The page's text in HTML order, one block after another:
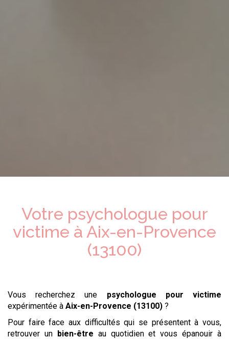
Votre psychologue pour
victime à Aix-en-Provence
(13100)
Vous recherchez une psychologue
pour victime
expérimentée à Aix-en-Provence (13100) ?
Pour faire face aux difficultés qui se présentent à vous,
retrouver un bien-être au quotidien et vous épanouir à